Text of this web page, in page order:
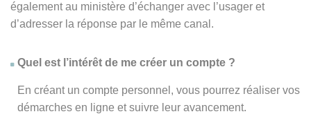
également au ministère d’échanger avec l’usager et
d’adresser la réponse par le même canal.
Quel est l’intérêt de me créer un compte ?
En créant un compte personnel, vous pourrez réaliser vos
démarches en ligne et suivre leur avancement.